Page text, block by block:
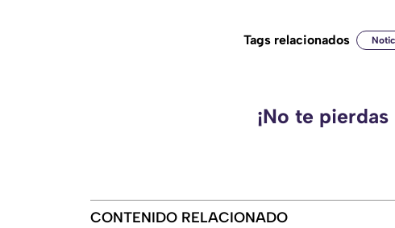
Tags relacionados
¡No te
CONTENIDO RELACIONADO